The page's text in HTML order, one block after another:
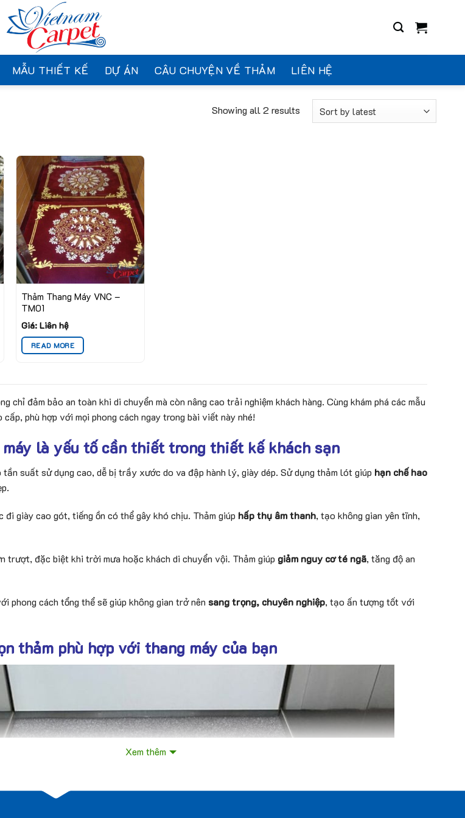
MẪU THIẾT KẾ DỰ ÁN CÂU CHUYỆN VỀ THẢM LIÊN HỆ
Showing all 2 results
Thảm Thang Máy VNC –
TM01
Giá: Liên hệ
READ MORE
chỉ đảm bảo an toàn khi di chuyển mà còn nâng cao trải nghiệm khách hàng. Cùng khám phá các mẫu
phù hợp với mọi phong cách ngay trong bài viết này nhé!
là yếu tố cần thiết trong thiết kế khách sạn
tần suất sử dụng cao, dễ bị trầy xước do va đập hành lý, giày dép. Sử dụng thảm lót giúp hạn chế hao
đi giày cao gót, tiếng ồn có thể gây khó chịu. Thảm giúp hấp thụ âm thanh, tạo không gian yên tĩnh,
trượt, đặc biệt khi trời mưa hoặc khách di chuyển vội. Thảm giúp giảm nguy cơ té ngã, tăng độ an
phong cách tổng thể sẽ giúp không gian trở nên sang trọng, chuyên nghiệp, tạo ấn tượng tốt với
thảm phù hợp với thang máy của bạn
Xem thêm